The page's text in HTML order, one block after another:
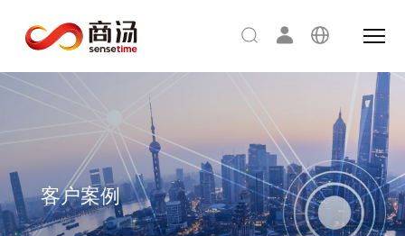
客户案例